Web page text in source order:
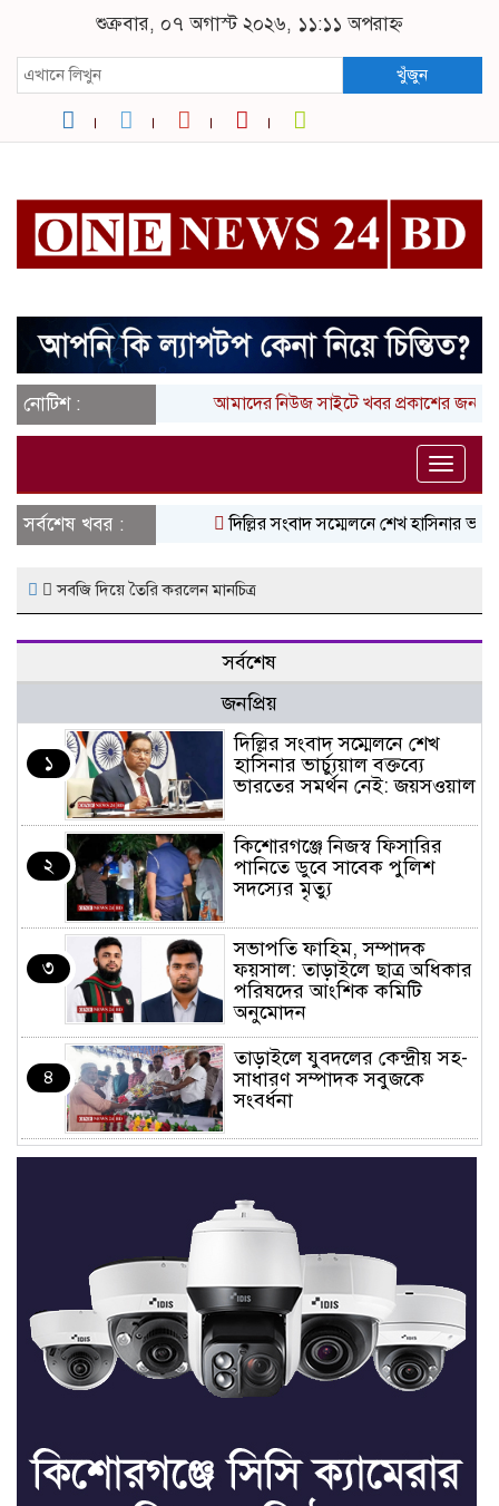
শুক্রবার, ০৭ অগাস্ট ২০২৬, ১১:১১ অপরাহ্ন
খুঁজুন
নোটিশ : আমাদের নিউজ সাইটে খবর প্রকাশের
Toggle
সর্বশেষ খবর :
দিল্লির সংবাদ সম্মেলনে শেখ হাসিনার
সবজি দিয়ে তৈরি করলেন মানচিত্র
সর্বশেষ
জনপ্রিয়
১
দিল্লির সংবাদ সম্মেলনে শেখ
হাসিনার ভার্চ্যুয়াল বক্তব্যে
ভারতের সমর্থন নেই: জয়সওয়াল
২
কিশোরগঞ্জে নিজস্ব ফিসারির
পানিতে ডুবে সাবেক পুলিশ
সদস্যের মৃত্যু
৩
সভাপতি ফাহিম, সম্পাদক
ফয়সাল: তাড়াইলে ছাত্র অধিকার
পরিষদের আংশিক কমিটি
অনুমোদন
৪
তাড়াইলে যুবদলের কেন্দ্রীয় সহ-
সাধারণ সম্পাদক সবুজকে
সংবর্ধনা
৪ মন্ত্রণালয়ে নতুন সচিব নিয়োগ,
শেখ হাসিনার সঙ্গে পালানোর
ফ্লাইট কীভাবে মিস করেছিলেন
সালমান এফ রহমান
৭
ভাত রান্নার সময় নরম হয়ে গেলে
কী করবেন
৮
মৃত্যুদণ্ড বাদ না দেওয়ায়
প্রত্যক্ষদর্শীদের তথ্য দেয়নি